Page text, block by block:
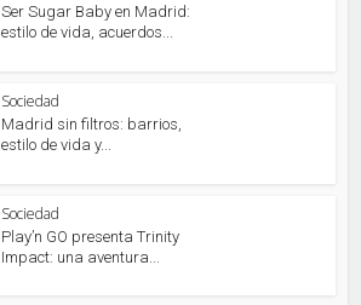
Ser Sugar Baby en Madrid:
estilo de vida, acuerdos...
Sociedad
Madrid sin filtros: barrios,
estilo de vida y...
Sociedad
Play’n GO presenta Trinity
Impact: una aventura...